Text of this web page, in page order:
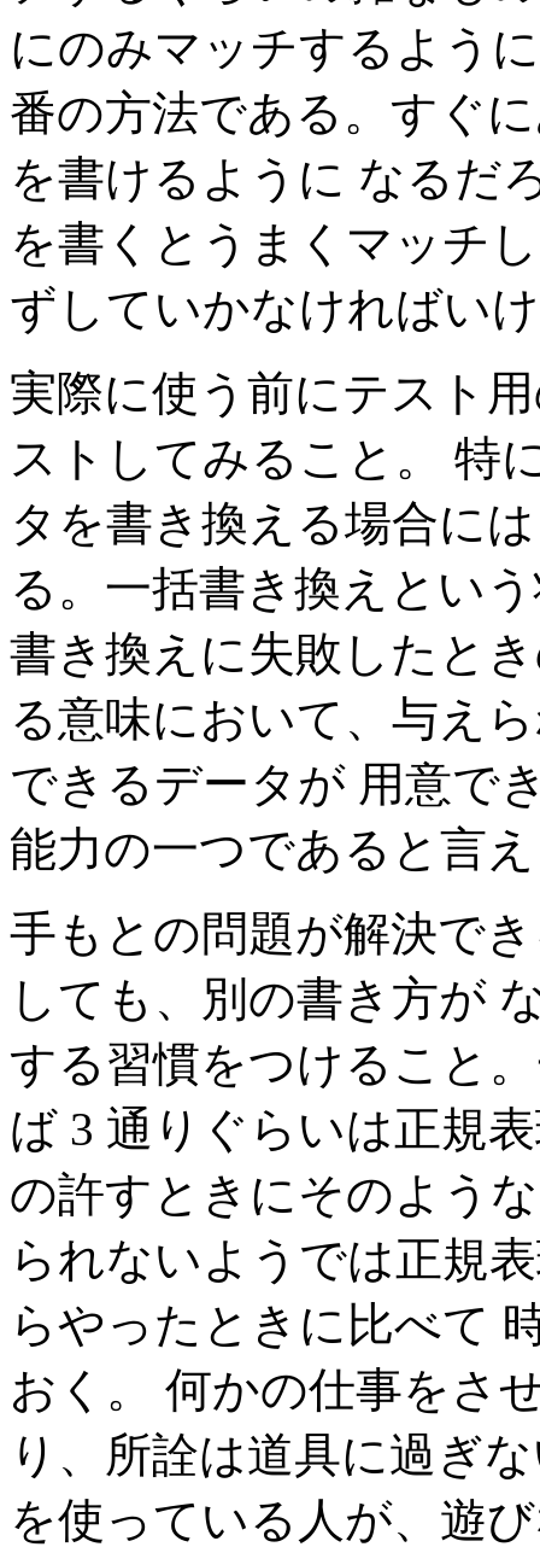
にのみマッチするよう
番の方法である。すぐ
を書けるように なるだ
を書くとうまくマッチ
ずしていかなければい
実際に使う前にテスト
ストしてみること。 特
タを書き換える場合に
る。一括書き換えとい
書き換えに失敗したと
る意味において、与え
できるデータが 用意で
能力の一つであると言
手もとの問題が解決で
しても、別の書き方が
する習慣をつけること
ば 3 通りぐらいは正規
の許すときにそのよう
られないようでは正規
らやったときに比べて
おく。 何かの仕事をさ
り、所詮は道具に過ぎ
を使っている人が、遊